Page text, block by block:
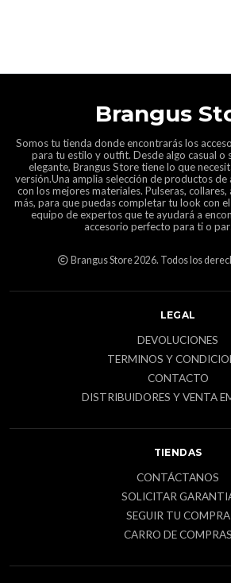
Brangus
Somos tu tienda donde encontrarás los
para tu estilo y outfit. Desde algo casual o
elegante, Brangus Store tiene lo que
versión.Una amplia selección de productos
con los mejores materiales. Pulseras, collares,
más, para que puedas completar tu look con
equipo de expertos que te ayudará a
accesorio perfecto para ti o
Brangus Store 2026. Todos los
LEGAL
DEVOLUCIONES
TERMINOS Y
CONTACTO
DISTRIBUIDORES Y VENTA
TIENDAS
CONTÁCTANOS
SOLICITAR
SEGUIR TU COMPRA
CARRO DE COMPRAS